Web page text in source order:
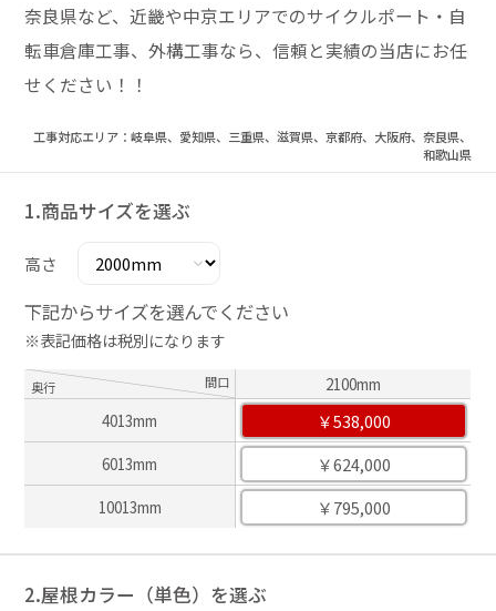
奈良県など、近畿や中京エリアでのサイクルポート・自
転車倉庫工事、外構工事なら、信頼と実績の当店にお任
せください！！
工事対応エリア：岐阜県、愛知県、三重県、滋賀県、京都府、大阪府、奈良県、
和歌山県
1.商品サイズを選ぶ
高さ
下記からサイズを選んでください
※表記価格は税別になります
奥行 間口
2100mm
4013mm
￥538,000
6013mm ￥624,000
10013mm ￥795,000
2.屋根カラー（単色）を選ぶ